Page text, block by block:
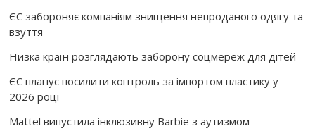
ЄС забороняє компаніям знищення непроданого одягу та
взуття
Низка країн розглядають заборону соцмереж для дітей
ЄС планує посилити контроль за імпортом пластику у
2026 році
Mattel випустила інклюзивну Barbie з аутизмом